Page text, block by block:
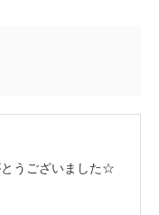
うございました☆